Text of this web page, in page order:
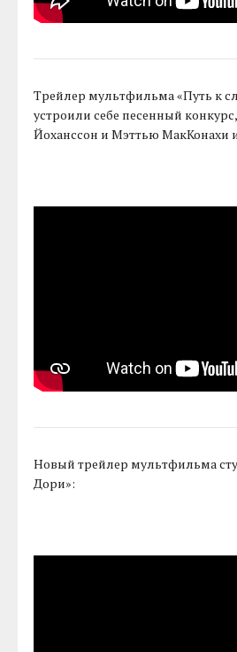
Трейлер мультфильма «Путь к
устроили себе песенный
Йоханссон и Мэттью МакКонахи
Новый трейлер мультфильма
Дори»: